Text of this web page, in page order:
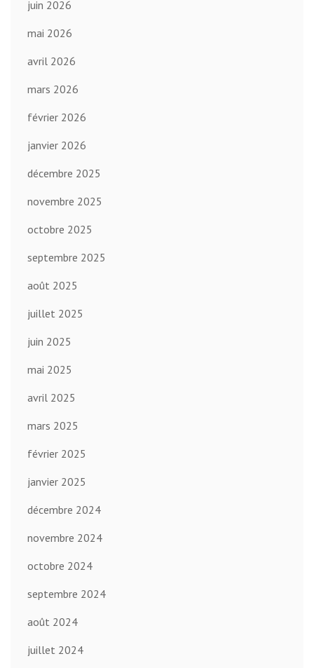
juin 2026
mai 2026
avril 2026
mars 2026
février 2026
janvier 2026
décembre 2025
novembre 2025
octobre 2025
septembre 2025
août 2025
juillet 2025
juin 2025
mai 2025
avril 2025
mars 2025
février 2025
janvier 2025
décembre 2024
novembre 2024
octobre 2024
septembre 2024
août 2024
juillet 2024